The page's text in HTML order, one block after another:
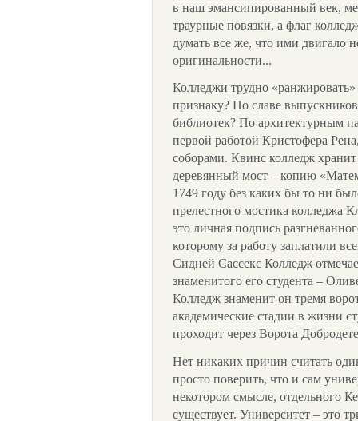
в наш эмансипированный век,
траурные повязки, а флаг
думать все же, что ими двигало
оригинальности...
Колледжи трудно
признаку? По славе
библиотек? По архитектурным
первой работой Кристофера
соборами. Квинс колледж
деревянный мост – копию
1749 году без каких бы то ни
прелестного мостика колледжа
это личная подпись
которому за работу заплатили
Сидней Сассекс Колледж
знаменитого его студента –
Колледж знаменит он тремя
академические стадии в жизни
проходит через Ворота
Нет никаких причин считать
просто поверить, что и сам
некотором смысле, отдельного
существует. Университет – это